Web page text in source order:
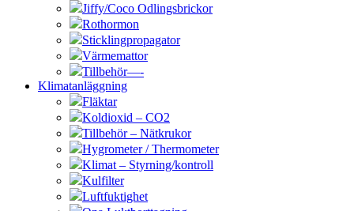
Jiffy/Coco Odlingsbrickor
Rothormon
Sticklingpropagator
Värmemattor
Tillbehör—-
Klimatanläggning
Fläktar
Koldioxid – CO2
Tillbehör – Nätkrukor
Hygrometer / Thermometer
Klimat – Styrning/kontroll
Kulfilter
Luftfuktighet